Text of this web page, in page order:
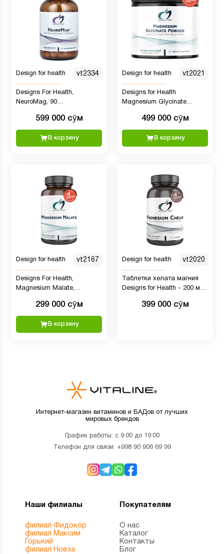
Design for health vt2334
Designs For Health,
NeuroMag, 90
599 000 сӯм
В корзину
Design for health vt2021
Designs for Health
Magnesium Glycinate
порошкообразной хелатной
добавки бисглицината
магния - со вкусом
499 000 сӯм
В корзину
Design for health vt2167
Designs For Health,
Magnesium Malate,
энергии, здоровья костей и
восстановления мышц -
120 капсул
299 000 сӯм
В корзину
Design for health vt2020
Таблетки хелата магния
Designs for Health - 200 мг
- для облегчения работы
399 000 сӯм
Интернет-магазин витаминов и БАДов от лучших
мировых брендов
График работы: с 9:00 до 19:00
Телефон для связи: +998 90 906 69 99
Наши филиалы
филиал Фидокор
филиал Максим
Горький
филиал Новза
Покупателям
О нас
Каталог
Контакты
Блог